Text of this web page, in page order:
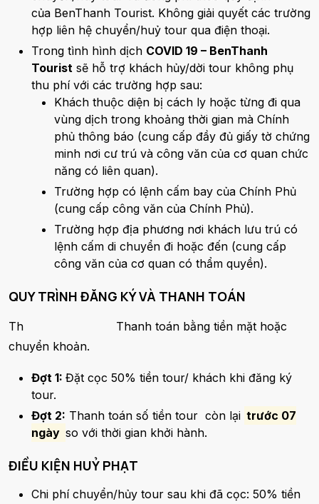
của BenThanh Tourist. Không giải quyết các trường
hợp liên hệ chuyển/huỷ tour qua điện thoại.
Trong tình hình dịch COVID 19 – BenThanh
Tourist sẽ hỗ trợ khách hủy/dời tour không phụ
thu phí với các trường hợp sau:
Khách thuộc diện bị cách ly hoặc từng đi qua
vùng dịch trong khoảng thời gian mà Chính
phủ thông báo (cung cấp đầy đủ giấy tờ chứng
minh nơi cư trú và công văn của cơ quan chức
năng có liên quan).
Trường hợp có lệnh cấm bay của Chính Phủ
(cung cấp công văn của Chính Phủ).
Trường hợp địa phương nơi khách lưu trú có
lệnh cấm di chuyển đi hoặc đến (cung cấp
công văn của cơ quan có thẩm quyền).
QUY TRÌNH ĐĂNG KÝ VÀ THANH TOÁN
Th
Thanh toán bằng tiền mặt hoặc
chuyển khoản.
Đợt 1: Đặt cọc 50% tiền tour/ khách khi đăng ký
tour.
Đợt 2: Thanh toán số tiền tour còn lại trước 07
ngày so với thời gian khởi hành.
ĐIỀU KIỆN HUỶ PHẠT
Chi phí chuyển/hủy tour sau khi đã cọc: 50% tiền